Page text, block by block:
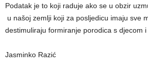
Podatak je to koji raduje ako se u obzir
u našoj zemlji koji za posljedicu imaju sve
destimuliraju formiranje porodica s djecom i
Jasminko Razić